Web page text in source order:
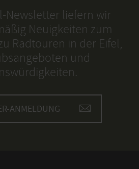
Newsletter liefern wir
Neuigkeiten zum
Radtouren in der Eifel,
und
ANMELDUNG